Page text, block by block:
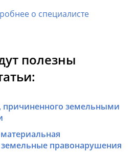
о специалисте
полезны
земельными
земельные правонарушения